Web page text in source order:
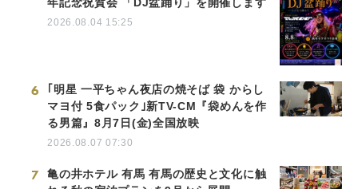
2026.08.04 15:25
6
｢明星 一平ちゃん夜店の焼そば 袋 からし
マヨ付 5食パック｣新TV-CM『袋めんを作
る男篇』8月7日(金)全国放映
2026.08.07 07:30
7
亀の井ホテル 有馬 有馬の歴史と文化に触